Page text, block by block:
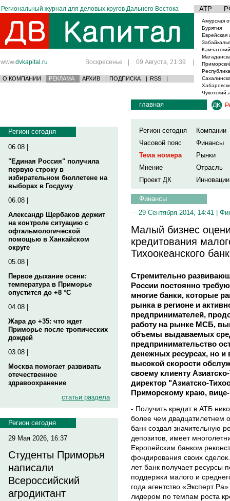
Региональный журнал для деловых кругов Дальнего Востока АТР
www.dvkapital.ru Воскресенье | 09 Августа, 21:39 |
О КОМПАНИИ РЕКЛАМА АРХИВ | ПОДПИСКА | RSS |
Амурская
Бурятия
Еврейская
Чукотский
Регион сегодня
06.08 |
"Единая Россия" получила
первую строку в
избирательном бюллетене на
выборах в Госдуму
06.08 |
Александр Щербаков держит
на контроле ситуацию с
офтальмологической
помощью в Ханкайском
округе
05.08 |
Первое дыхание осени:
температура в Приморье
опустится до +8 °C
04.08 |
Жара до +35: что ждет
Приморье после тропических
дождей
03.08 |
Москва помогает развивать
отечественное
здравоохранение
статьи раздела
Регион сегодня
29 Мая 2026, 16:37
Студенты Приморья
написали
Всероссийский
агродиктант
главная
Регион сегодня
Компании
Часовой пояс
Финансы
Тема номера
Рынки
Мнение
Отрасль
Проект ДК
Инновации
Финансы
29 Сентября 2014, 14:41 |
Малый бизнес
кредитования
Тихоокеанского
Стремительно
России постоянно
многие банки, которые
рынка в регионе и
предпринимателей,
работу на рынке МСБ,
объемы выдаваемых
предпринимательство
денежных ресурсах, но
высокой скорости
своему клиенту
директор "Азиатско-
Приморскому краю,
- Получить кредит в АТБ
более чем двадцатилетнем
банк создал значительную
депозитов, имеет
Европейским банком
фондирования своих
лет банк получает ресурсы
поддержки малого и
года агентство «Эксперт
лидером по темпам роста